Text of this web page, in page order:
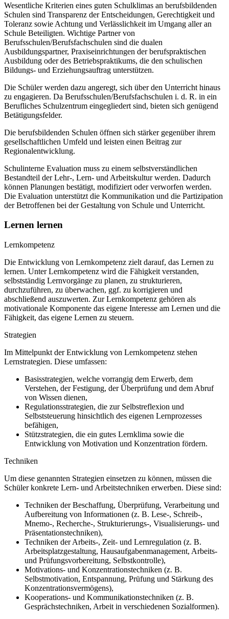
Wesentliche Kriterien eines guten Schulklimas an berufsbildenden
Schulen sind Transparenz der Entscheidungen, Gerechtigkeit und
Toleranz sowie Achtung und Verlässlichkeit im Umgang aller an
Schule Beteiligten. Wichtige Partner von
Berufsschulen/Berufsfachschulen sind die dualen
Ausbildungspartner, Praxiseinrichtungen der berufspraktischen
Ausbildung oder des Betriebspraktikums, die den schulischen
Bildungs- und Erziehungsauftrag unterstützen.
Die Schüler werden dazu angeregt, sich über den Unterricht hinaus
zu engagieren. Da Berufsschulen/Berufsfachschulen i. d. R. in ein
Berufliches Schulzentrum eingegliedert sind, bieten sich genügend
Betätigungsfelder.
Die berufsbildenden Schulen öffnen sich stärker gegenüber ihrem
gesellschaftlichen Umfeld und leisten einen Beitrag zur
Regionalentwicklung.
Schulinterne Evaluation muss zu einem selbstverständlichen
Bestandteil der Lehr-, Lern- und Arbeitskultur werden. Dadurch
können Planungen bestätigt, modifiziert oder verworfen werden.
Die Evaluation unterstützt die Kommunikation und die Partizipation
der Betroffenen bei der Gestaltung von Schule und Unterricht.
Lernen lernen
Lernkompetenz
Die Entwicklung von Lernkompetenz zielt darauf, das Lernen zu
lernen. Unter Lernkompetenz wird die Fähigkeit verstanden,
selbstständig Lernvorgänge zu planen, zu strukturieren,
durchzuführen, zu überwachen, ggf. zu korrigieren und
abschließend auszuwerten. Zur Lernkompetenz gehören als
motivationale Komponente das eigene Interesse am Lernen und die
Fähigkeit, das eigene Lernen zu steuern.
Strategien
Im Mittelpunkt der Entwicklung von Lernkompetenz stehen
Lernstrategien. Diese umfassen:
Basisstrategien, welche vorrangig dem Erwerb, dem
Verstehen, der Festigung, der Überprüfung und dem Abruf
von Wissen dienen,
Regulationsstrategien, die zur Selbstreflexion und
Selbststeuerung hinsichtlich des eigenen Lernprozesses
befähigen,
Stützstrategien, die ein gutes Lernklima sowie die
Entwicklung von Motivation und Konzentration fördern.
Techniken
Um diese genannten Strategien einsetzen zu können, müssen die
Schüler konkrete Lern- und Arbeitstechniken erwerben. Diese sind:
Techniken der Beschaffung, Überprüfung, Verarbeitung und
Aufbereitung von Informationen (z. B. Lese-, Schreib-,
Mnemo-, Recherche-, Strukturierungs-, Visualisierungs- und
Präsentationstechniken),
Techniken der Arbeits-, Zeit- und Lernregulation (z. B.
Arbeitsplatzgestaltung, Hausaufgabenmanagement, Arbeits-
und Prüfungsvorbereitung, Selbstkontrolle),
Motivations- und Konzentrationstechniken (z. B.
Selbstmotivation, Entspannung, Prüfung und Stärkung des
Konzentrationsvermögens),
Kooperations- und Kommunikationstechniken (z. B.
Gesprächstechniken, Arbeit in verschiedenen Sozialformen).